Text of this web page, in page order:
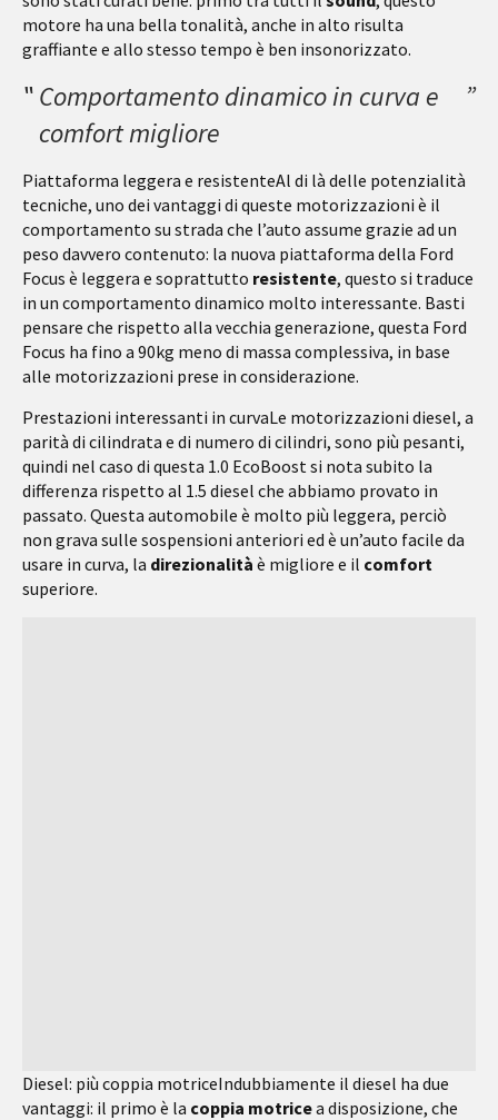
motore ha una bella tonalità, anche in alto risulta
graffiante e allo stesso tempo è ben insonorizzato.
Comportamento dinamico in curva e
comfort migliore
Piattaforma leggera e resistenteAl di là delle potenzialità
tecniche, uno dei vantaggi di queste motorizzazioni è il
comportamento su strada che l’auto assume grazie ad un
peso davvero contenuto: la nuova piattaforma della Ford
Focus è leggera e soprattutto resistente, questo si traduce
in un comportamento dinamico molto interessante. Basti
pensare che rispetto alla vecchia generazione, questa Ford
Focus ha fino a 90kg meno di massa complessiva, in base
alle motorizzazioni prese in considerazione.
Prestazioni interessanti in curvaLe motorizzazioni diesel, a
parità di cilindrata e di numero di cilindri, sono più pesanti,
quindi nel caso di questa 1.0 EcoBoost si nota subito la
differenza rispetto al 1.5 diesel che abbiamo provato in
passato. Questa automobile è molto più leggera, perciò
non grava sulle sospensioni anteriori ed è un’auto facile da
usare in curva, la direzionalità è migliore e il comfort
superiore.
Diesel: più coppia motriceIndubbiamente il diesel ha due
vantaggi: il primo è la coppia motricea disposizione, che